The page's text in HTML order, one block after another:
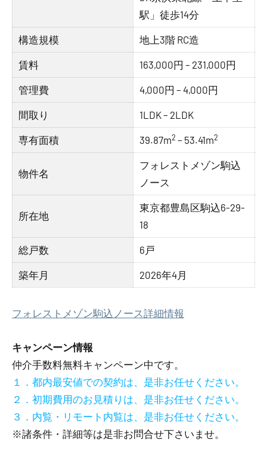
駅」徒歩14分
構造規模 地上3階 RC造
賃料 163,000円 – 231,000円
管理費 4,000円 – 4,000円
間取り 1LDK – 2LDK
専有面積 39.87m2 – 53.41m2
物件名
フォレストメゾン駒込
ノース
所在地
東京都豊島区駒込6-29-
18
総戸数 6戸
築年月 2026年4月
フォレストメゾン駒込ノース詳細情報
キャンペーン情報
仲介手数料無料キャンペーン中です。
１．都内最安値での契約は、是非お任せください。
２．初期費用のお見積りは、是非お任せください。
３．内覧・リモート内覧は、是非お任せください。
※諸条件・詳細等は是非お問合せ下さいませ。